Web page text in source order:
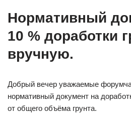
Нормативный
10 % доработки
вручную.
Добрый вечер уважаемые
нормативный документ на
от общего объёма грунта.